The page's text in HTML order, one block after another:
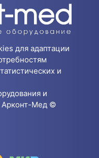
для адаптации
и
и
Арконт-Мед ©